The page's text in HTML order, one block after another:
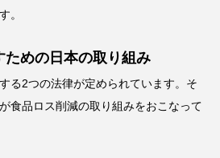
。
ための日本の取り組み
る2つの法律が定められています。そ
食品ロス削減の取り組みをおこなって